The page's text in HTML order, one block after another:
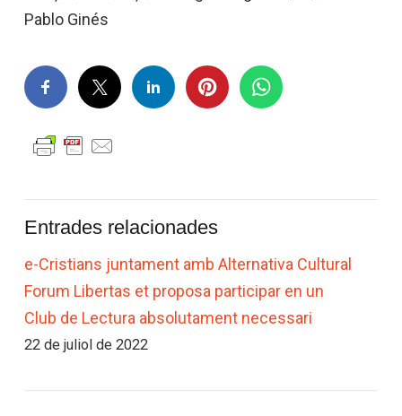
Pablo Ginés
Entrades relacionades
e-Cristians juntament amb Alternativa Cultural
Forum Libertas et proposa participar en un
Club de Lectura absolutament necessari
22 de juliol de 2022